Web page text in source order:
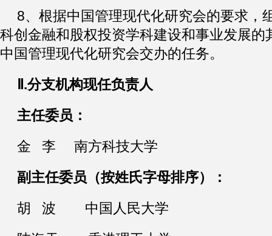
8、根据中国管理现代化研究会的要求，
科创金融和股权投资学科建设和事业发展的
中国管理现代化研究会交办的任务。
Ⅱ.分支机构现任负责人
主任委员：
金 李 南方科技大学
副主任委员（按姓氏字母排序）：
胡 波 中国人民大学